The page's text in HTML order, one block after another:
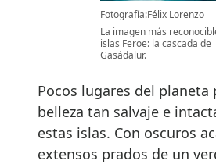
Fotografía:Félix Lorenzo
La imagen más
islas Feroe: la cascada de
Gasádalur.
Pocos lugares del planeta
belleza tan salvaje e
estas islas. Con oscuros
extensos prados de un